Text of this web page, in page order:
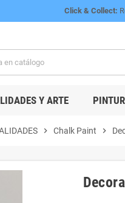
Click & Collect:
Y ARTE
chevron_right Chalk Paint chevron_right